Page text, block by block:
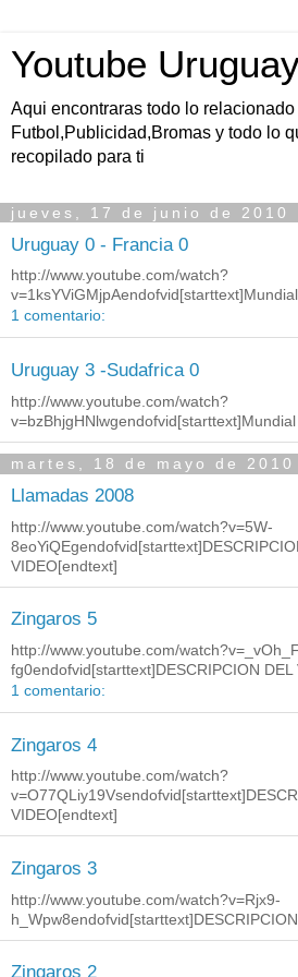
Youtube
Aqui encontraras todo lo relacionado
Futbol,Publicidad,Bromas y todo lo
recopilado para ti
jueves, 17 de junio de 2010
Uruguay 0 - Francia 0
http://www.youtube.com/watch?
1 comentario:
Uruguay 3 -Sudafrica 0
http://www.youtube.com/watch?
martes, 18 de mayo de 2010
Llamadas 2008
http://www.youtube.com/watch?v=5W-
VIDEO[endtext]
Zingaros 5
http://www.youtube.com/
fg0endofvid[starttext]DESCRIPCION DEL
1 comentario:
Zingaros 4
http://www.youtube.com/watch?
VIDEO[endtext]
Zingaros 3
http://www.youtube.com/watch?v=Rjx9-
Zingaros 2